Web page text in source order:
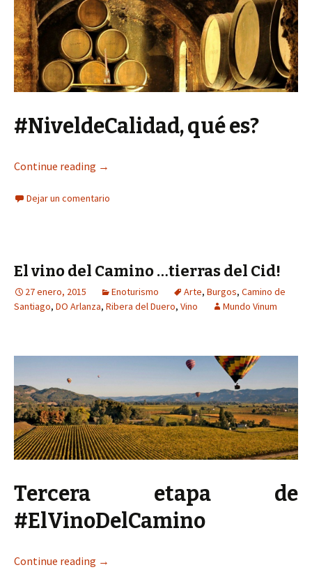
#NiveldeCalidad, qué es?
Continue reading →
Dejar un comentario
El vino del Camino …tierras del Cid!
27 enero, 2015 Enoturismo Arte, Burgos, Camino de
Santiago, DO Arlanza, Ribera del Duero, Vino Mundo Vinum
Tercera etapa de
#ElVinoDelCamino
Continue reading →